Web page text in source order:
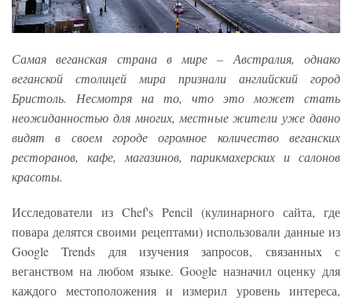
Самая веганская страна в мире – Австралия, однако
веганской столицей мира признали английский город
Бристоль. Несмотря на то, что это может стать
неожиданностью для многих, местные жители уже давно
видят в своем городе огромное количество веганских
ресторанов, кафе, магазинов, парикмахерских и салонов
красоты.
Исследователи из Chef's Pencil (кулинарного сайта, где
повара делятся своими рецептами) использовали данные из
Google Trends для изучения запросов, связанных с
веганством на любом языке. Google назначил оценку для
каждого местоположения и измерил уровень интереса,